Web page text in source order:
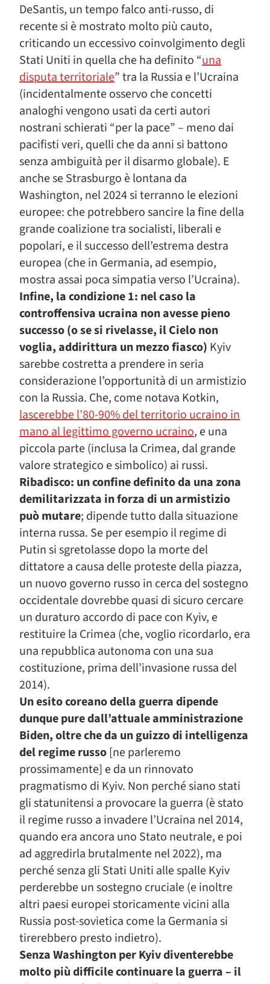
DeSantis, un tempo falco anti-russo, di
recente si è mostrato molto più cauto,
criticando un eccessivo coinvolgimento degli
Stati Uniti in quella che ha definito “una
disputa territoriale” tra la Russia e l’Ucraina
(incidentalmente osservo che concetti
analoghi vengono usati da certi autori
nostrani schierati “per la pace” – meno dai
pacifisti veri, quelli che da anni si battono
senza ambiguità per il disarmo globale). E
anche se Strasburgo è lontana da
Washington, nel 2024 si terranno le elezioni
europee: che potrebbero sancire la fine della
grande coalizione tra socialisti, liberali e
popolari, e il successo dell’estrema destra
europea (che in Germania, ad esempio,
mostra assai poca simpatia verso l’Ucraina).
Infine, la condizione 1: nel caso la
controffensiva ucraina non avesse pieno
successo (o se si rivelasse, il Cielo non
voglia, addirittura un mezzo fiasco) Kyiv
sarebbe costretta a prendere in seria
considerazione l’opportunità di un armistizio
con la Russia. Che, come notava Kotkin,
lascerebbe l’80-90% del territorio ucraino in
mano al legittimo governo ucraino, e una
piccola parte (inclusa la Crimea, dal grande
valore strategico e simbolico) ai russi.
Ribadisco: un confine definito da una zona
demilitarizzata in forza di un armistizio
può mutare; dipende tutto dalla situazione
interna russa. Se per esempio il regime di
Putin si sgretolasse dopo la morte del
dittatore a causa delle proteste della piazza,
un nuovo governo russo in cerca del sostegno
occidentale dovrebbe quasi di sicuro cercare
un duraturo accordo di pace con Kyiv, e
restituire la Crimea (che, voglio ricordarlo, era
una repubblica autonoma con una sua
costituzione, prima dell’invasione russa del
2014).
Un esito coreano della guerra dipende
dunque pure dall’attuale amministrazione
Biden, oltre che da un guizzo di intelligenza
del regime russo[ne parleremo
prossimamente] e da un rinnovato
pragmatismo di Kyiv. Non perché siano stati
gli statunitensi a provocare la guerra (è stato
il regime russo a invadere l’Ucraina nel 2014,
quando era ancora uno Stato neutrale, e poi
ad aggredirla brutalmente nel 2022), ma
perché senza gli Stati Uniti alle spalle Kyiv
perderebbe un sostegno cruciale (e inoltre
altri paesi europei storicamente vicini alla
Russia post-sovietica come la Germania si
tirerebbero presto indietro).
Senza Washington per Kyiv diventerebbe
molto più difficile continuare la guerra – il